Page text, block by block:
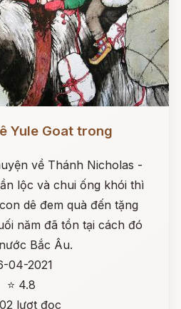
Yule Goat trong
về Thánh Nicholas -
lộc và chui ống khói thì
dê đem quà đến tặng
năm đã tồn tại cách đó
Bắc Âu.
04-2021
⭐ 4.8
lượt đọc